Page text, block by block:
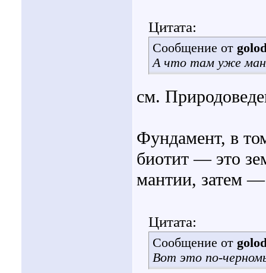
Цитата:
Сообщение от
А что там уже
см.
Фундамент, в
биотит — это
мантии, затем
Цитата:
Сообщение от
Вот это по-